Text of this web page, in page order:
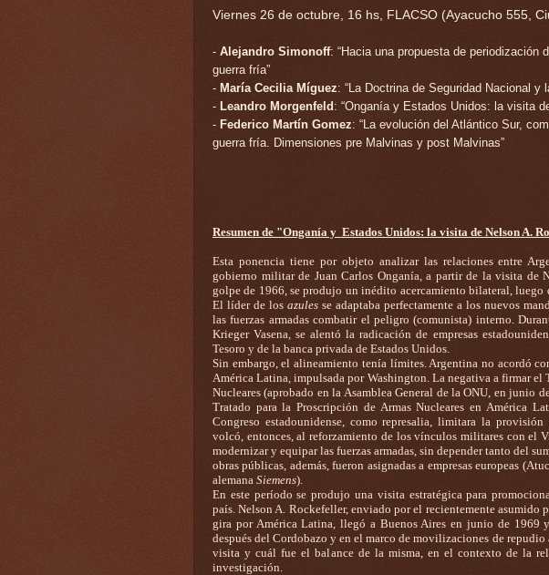
Viernes 26 de octubre, 16 hs, FLACSO (Ayacucho 555,
- Alejandro Simonoff: “Hacia una propuesta de periodización
guerra fría”
- María Cecilia Míguez: “La Doctrina de Seguridad Nacional y
- Leandro Morgenfeld : “Onganía y Estados Unidos: la visita
- Federico Martín Gomez: “La evolución del Atlántico Sur,
guerra fría. Dimensiones pre Malvinas y post Malvinas”
Resumen de "Onganía y Estados Unidos: la visita de Nelson A.
Esta ponencia tiene por objeto analizar las relaciones entre
gobierno militar de Juan Carlos Onganía , a partir de la visita de
golpe de 1966, se produjo un inédito acercamiento bilateral, luego
El líder de los azules se adaptaba perfectamente a los nuevos
las fuerzas armadas combatir el peligro (comunista) interno
Krieger Vasena, se alentó la radicación de empresas
Tesoro y de la banca privada de Estados Unidos
Sin embargo, el alineamiento tenía límites. Argentina no acordó
América Latina, impulsada por Washington. La negativa a firmar el
Nucleares (aprobado en la Asamblea General de la ONU, en junio
Tratado para la Proscripción de Armas Nucleares en América
Congreso estadounidense, como represalia, limitara la
volcó, entonces, al reforzamiento de los vínculos militares con el
modernizar y equipar las fuerzas armadas, sin depender tanto del
obras públicas, además, fueron asignadas a empresas europeas
alemana Siemens).
En este período se produjo una visita estratégica para
país. Nelson A. Rockefeller, enviado por el recientemente asumido
gira por América Latina, llegó a Buenos Aires en junio de 1969
después del Cordobazo y en el marco de movilizaciones de repudio
visita y cuál fue el balance de la misma, en el contexto de la
investigación.